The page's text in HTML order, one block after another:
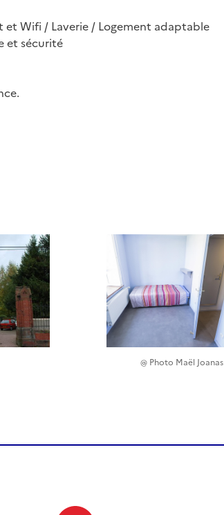
Wifi / Laverie / Logement adaptable
et sécurité
@ Photo Maël Joanas